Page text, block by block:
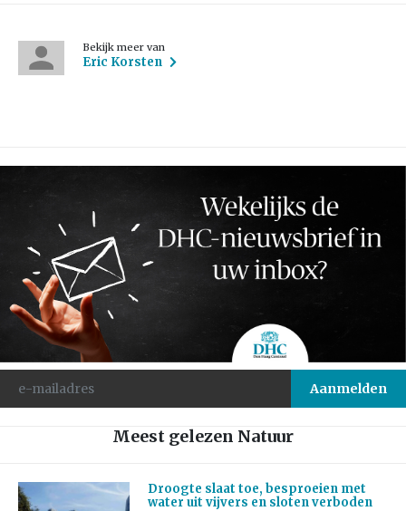
Bekijk meer van
Eric Korsten
Meest gelezen Natuur
Droogte slaat toe, besproeien met
water uit vijvers en sloten verboden